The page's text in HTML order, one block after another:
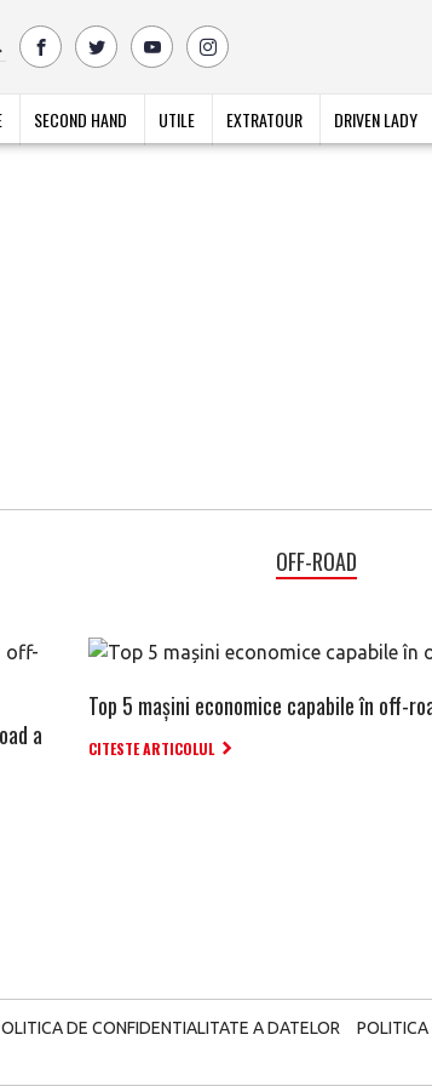
SECOND HAND UTILE EXTRATOUR DRIVEN LADY
OFF-ROAD
a
Top 5 mașini economice capabile în off-
CITESTE ARTICOLUL
DE CONFIDENTIALITATE A DATELOR POLITICA